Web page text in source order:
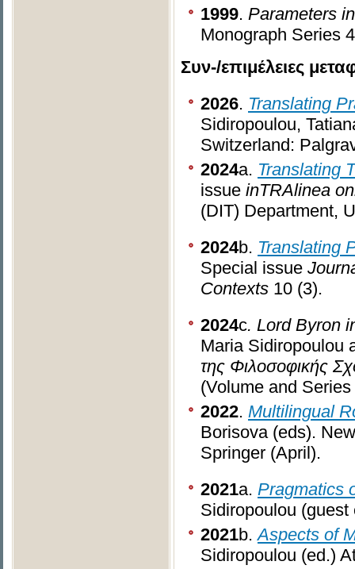
1999. Parameters
Monograph Series
Συν-/επιμέλειες
2026. Translating
Sidiropoulou,
Switzerland:
2024a. Translating
issue inTRAlinea
(DIT) Department,
2024b. Translating
Special issue
Contexts 10 (3).
2024c. Lord Byron
Maria Sidiropoulou
της Φιλοσοφικής
(Volume and
2022. Multilingual
Borisova (eds).
Springer (April).
2021a. Pragmatics
Sidiropoulou (guest
2021b.Aspects of
Sidiropoulou (ed.)